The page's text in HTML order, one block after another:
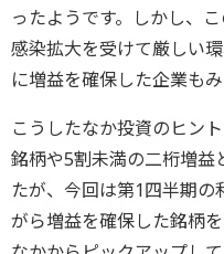
ったようです。しかし、
感染拡大を受けて厳しい
に増益を確保した企業もみ
こうしたなか投資のヒン
銘柄や5割未満の二桁増益
たが、今回は第1四半期
がら増益を確保した銘柄